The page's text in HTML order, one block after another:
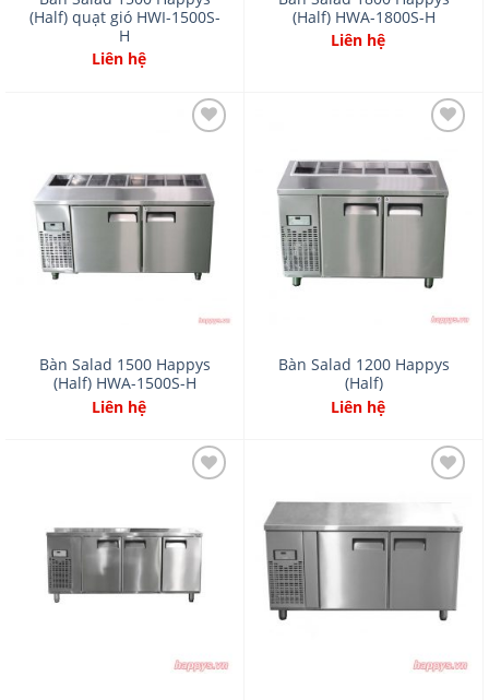
(Half) quạt gió HWI-1500S-
H
Liên hệ
(Half) HWA-1800S-H
Liên hệ
to
wishlist
Bàn Salad 1500 Happys
(Half) HWA-1500S-H
Liên hệ
Add
to
wishlist
Bàn Salad 1200 Happys
(Half)
Liên hệ
wishlist
to
wishlist